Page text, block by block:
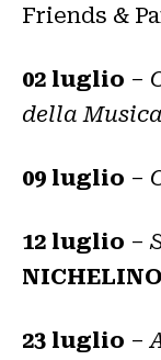
Friends &
02 luglio –
della Musica
09 luglio –
12 luglio –
23 luglio –